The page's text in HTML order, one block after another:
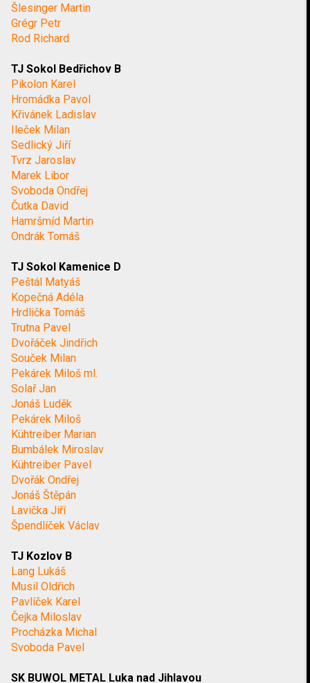
Šlesinger Martin
Grégr Petr
Rod Richard
TJ Sokol Bedřichov B
Pikolon Karel
Hromádka Pavol
Křivánek Ladislav
Ileček Milan
Sedlický Jiří
Tvrz Jaroslav
Marek Libor
Svoboda Ondřej
Čutka David
Hamršmíd Martin
Ondrák Tomáš
TJ Sokol Kamenice D
Peštál Matyáš
Kopečná Adéla
Hrdlička Tomáš
Trutna Pavel
Dvořáček Jindřich
Souček Milan
Pekárek Miloš ml.
Solař Jan
Jonáš Luděk
Pekárek Miloš
Kühtreiber Marian
Bumbálek Miroslav
Kühtreiber Pavel
Dvořák Ondřej
Jonáš Štěpán
Lavička Jiří
Špendlíček Václav
TJ Kozlov B
Lang Lukáš
Musil Oldřich
Pavlíček Karel
Čejka Miloslav
Procházka Michal
Svoboda Pavel
SK BUWOL METAL Luka nad Jihlavou